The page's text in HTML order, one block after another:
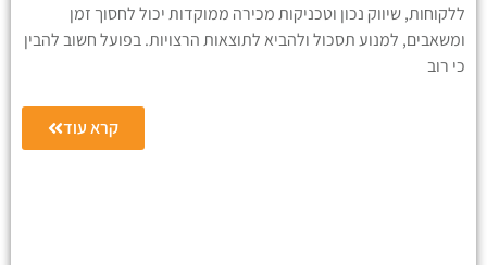
ללקוחות, שיווק נכון וטכניקות מכירה ממוקדות יכול לחסוך זמן
ומשאבים, למנוע תסכול ולהביא לתוצאות הרצויות. בפועל חשוב להבין
כי רוב
קרא עוד